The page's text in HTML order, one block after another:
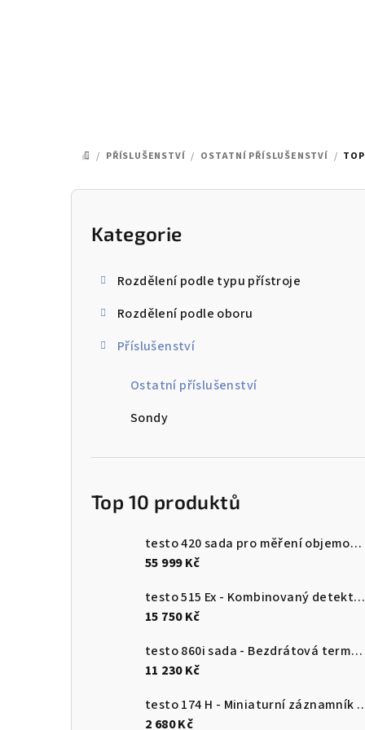
DOMŮ
/ PŘÍSLUŠENSTVÍ / OSTATNÍ PŘÍSLUŠENSTVÍ /
P
Přeskočit
kategorie
Kategorie
Rozdělení podle typu přístroje
Rozdělení podle oboru
Příslušenství
Ostatní příslušenství
Sondy
Top 10 produktů
testo 420 sada pro měření objemového průtoku
55 999 Kč
testo 515 Ex - Kombinovaný detektor úniku
15 750 Kč
testo 860i sada - Bezdrátová termokamera pro chytré telefony
11 230 Kč
testo 174 H - Miniaturní záznamník pro
2 680 Kč